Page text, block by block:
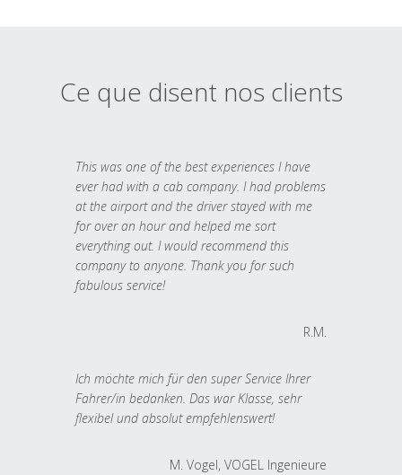
Ce que disent nos clients
This was one of the best experiences I have
ever had with a cab company. I had problems
at the airport and the driver stayed with me
for over an hour and helped me sort
everything out. I would recommend this
company to anyone. Thank you for such
fabulous service!
R.M.
Ich möchte mich für den super Service Ihrer
Fahrer/in bedanken. Das war Klasse, sehr
flexibel und absolut empfehlenswert!
M. Vogel, VOGEL Ingenieure